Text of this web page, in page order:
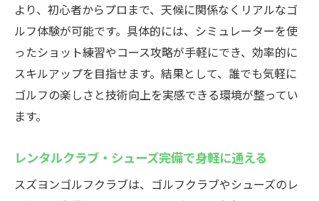
より、初心者からプロまで、天候に関係なくリアルなゴ
ルフ体験が可能です。具体的には、シミュレーターを使
ったショット練習やコース攻略が手軽にでき、効率的に
スキルアップを目指せます。結果として、誰でも気軽に
ゴルフの楽しさと技術向上を実感できる環境が整ってい
ます。
レンタルクラブ・シューズ完備で身軽に通える
スズヨンゴルフクラブは、ゴルフクラブやシューズのレ